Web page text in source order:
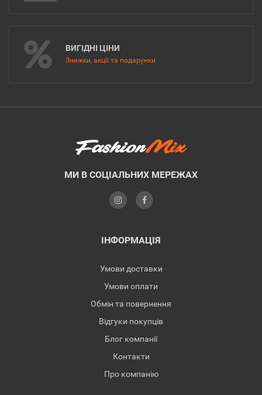
ВИГІДНІ ЦІНИ
Знижки, акції та подарунки
МИ В СОЦІАЛЬНИХ МЕРЕЖАХ
ІНФОРМАЦІЯ
Умови доставки
Умови оплати
Обмін та повернення
Відгуки покупців
Блог компанії
Контакти
Про компанію